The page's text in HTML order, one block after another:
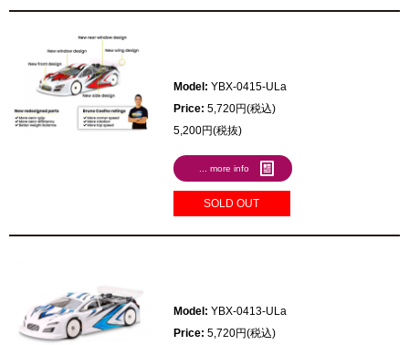
Model: YBX-0415-ULa
Price: 5,720円(税込)
5,200円(税抜)
... more info
SOLD OUT
Model: YBX-0413-ULa
Price: 5,720円(税込)